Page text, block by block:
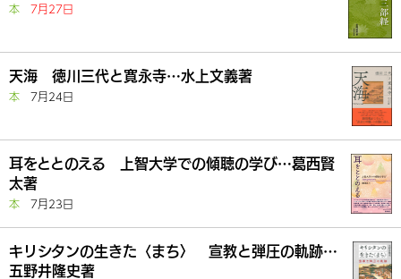
本 7月27日
天海 徳川三代と寛永寺…水上文義著
本 7月24日
耳をととのえる 上智大学での傾聴の学び…葛西賢
太著
本 7月23日
キリシタンの生きた〈まち〉 宣教と弾圧の軌跡…
五野井隆史著